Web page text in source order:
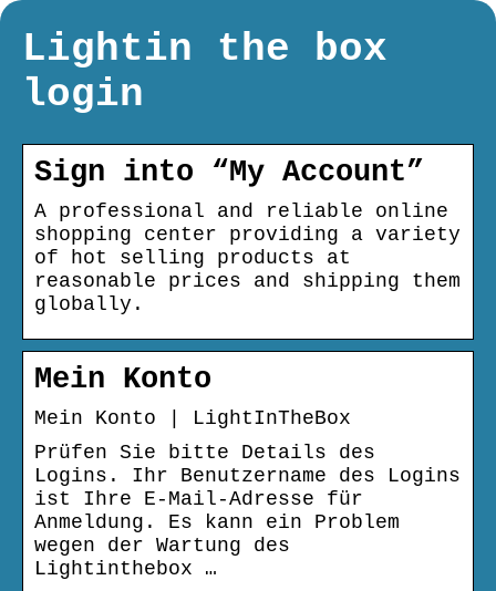
Lightin the box
login
Sign into “My Account”
A professional and reliable online
shopping center providing a variety
of hot selling products at
reasonable prices and shipping them
globally.
Mein Konto
Mein Konto | LightInTheBox
Prüfen Sie bitte Details des
Logins. Ihr Benutzername des Logins
ist Ihre E-Mail-Adresse für
Anmeldung. Es kann ein Problem
wegen der Wartung des
Lightinthebox …